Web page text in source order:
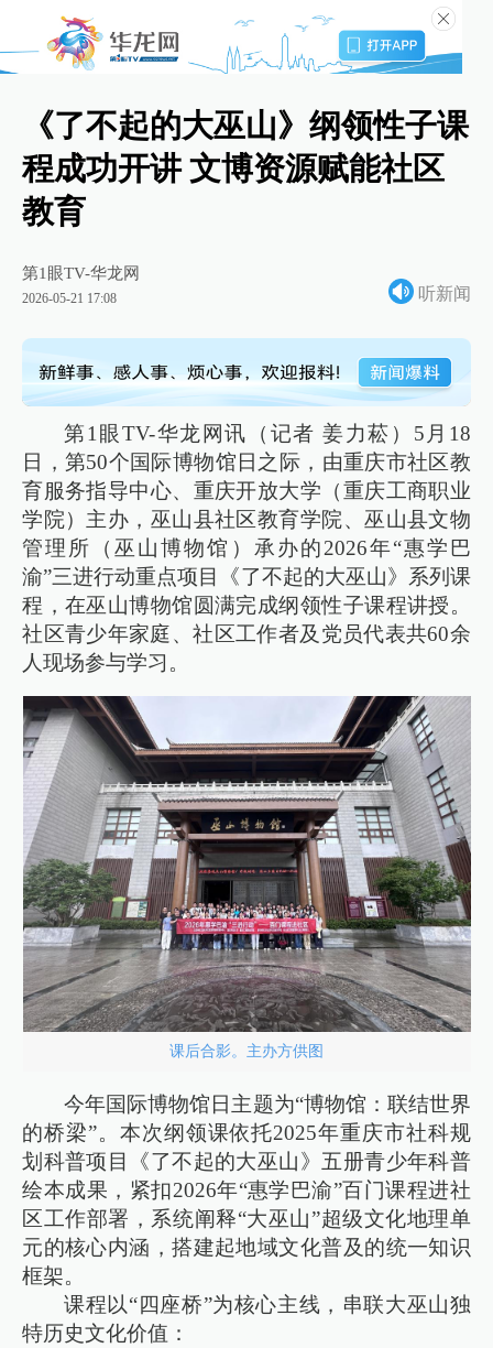
《了不起的大巫山》纲领性子课
程成功开讲 文博资源赋能社区
教育
第1眼TV-华龙网
2026-05-21 17:08 听新闻
第1眼TV-华龙网讯（记者 姜力菘）5月18
日，第50个国际博物馆日之际，由重庆市社区教
育服务指导中心、重庆开放大学（重庆工商职业
学院）主办，巫山县社区教育学院、巫山县文物
管理所（巫山博物馆）承办的2026年“惠学巴
渝”三进行动重点项目《了不起的大巫山》系列课
程，在巫山博物馆圆满完成纲领性子课程讲授。
社区青少年家庭、社区工作者及党员代表共60余
人现场参与学习。
课后合影。主办方供图
今年国际博物馆日主题为“博物馆：联结世界
的桥梁”。本次纲领课依托2025年重庆市社科规
划科普项目《了不起的大巫山》五册青少年科普
绘本成果，紧扣2026年“惠学巴渝”百门课程进社
区工作部署，系统阐释“大巫山”超级文化地理单
元的核心内涵，搭建起地域文化普及的统一知识
框架。
课程以“四座桥”为核心主线，串联大巫山独
特历史文化价值：